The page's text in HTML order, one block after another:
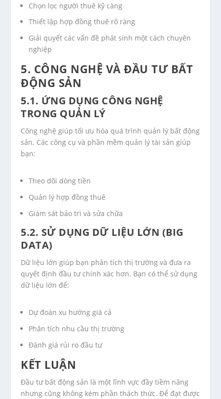
Chọn lọc người thuê kỹ càng
Thiết lập hợp đồng thuê rõ ràng
Giải quyết các vấn đề phát sinh một cách chuyên
nghiệp
5. CÔNG NGHỆ VÀ ĐẦU TƯ BẤT
ĐỘNG SẢN
5.1. ỨNG DỤNG CÔNG NGHỆ
TRONG QUẢN LÝ
Công nghệ giúp tối ưu hóa quá trình quản lý bất động
sản. Các công cụ và phần mềm quản lý tài sản giúp
bạn:
Theo dõi dòng tiền
Quản lý hợp đồng thuê
Giám sát bảo trì và sửa chữa
5.2. SỬ DỤNG DỮ LIỆU LỚN (BIG
DATA)
Dữ liệu lớn giúp bạn phân tích thị trường và đưa ra
quyết định đầu tư chính xác hơn. Bạn có thể sử dụng
dữ liệu lớn để:
Dự đoán xu hướng giá cả
Phân tích nhu cầu thị trường
Đánh giá rủi ro đầu tư
KẾT LUẬN
Đầu tư bất động sản là một lĩnh vực đầy tiềm năng
nhưng cũng không kém phần thách thức. Để đạt được